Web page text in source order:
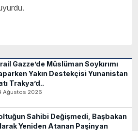
Gazze’de Müslüman Soykırımı
Yakın Destekçisi Yunanistan
Trakya’d..
Ağustos 2026
Sahibi Değişmedi, Başbakan
Yeniden Atanan Paşinyan